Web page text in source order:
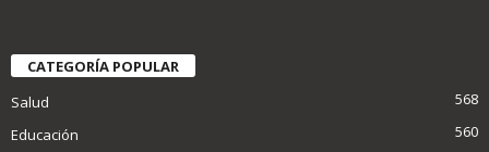
CATEGORÍA POPULAR
Salud
568
Educación
560